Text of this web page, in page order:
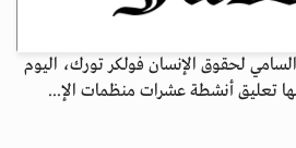
لحقوق الإنسان فولكر تورك، اليوم
تعليق أنشطة عشرات منظمات الإ...